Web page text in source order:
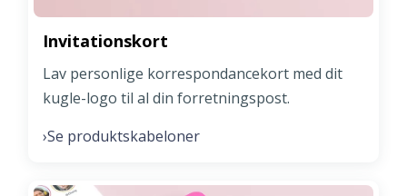
Invitationskort
Lav personlige korrespondancekort med dit
kugle-logo til al din forretningspost.
›Se produktskabeloner